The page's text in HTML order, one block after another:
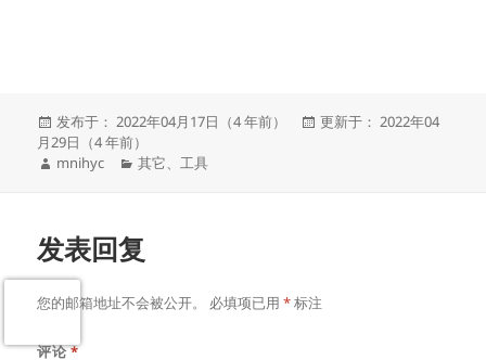
发
布
于
发布于： 2022年04月17日（4 年前）
发
更新于： 2022年04
月29日（4 年前）
作
mnihyc
分
其它、工具
发表回复
您的邮箱地址不会被公开。 必填项已用*标注
评论*